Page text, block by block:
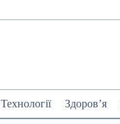
Технології Здоров’я